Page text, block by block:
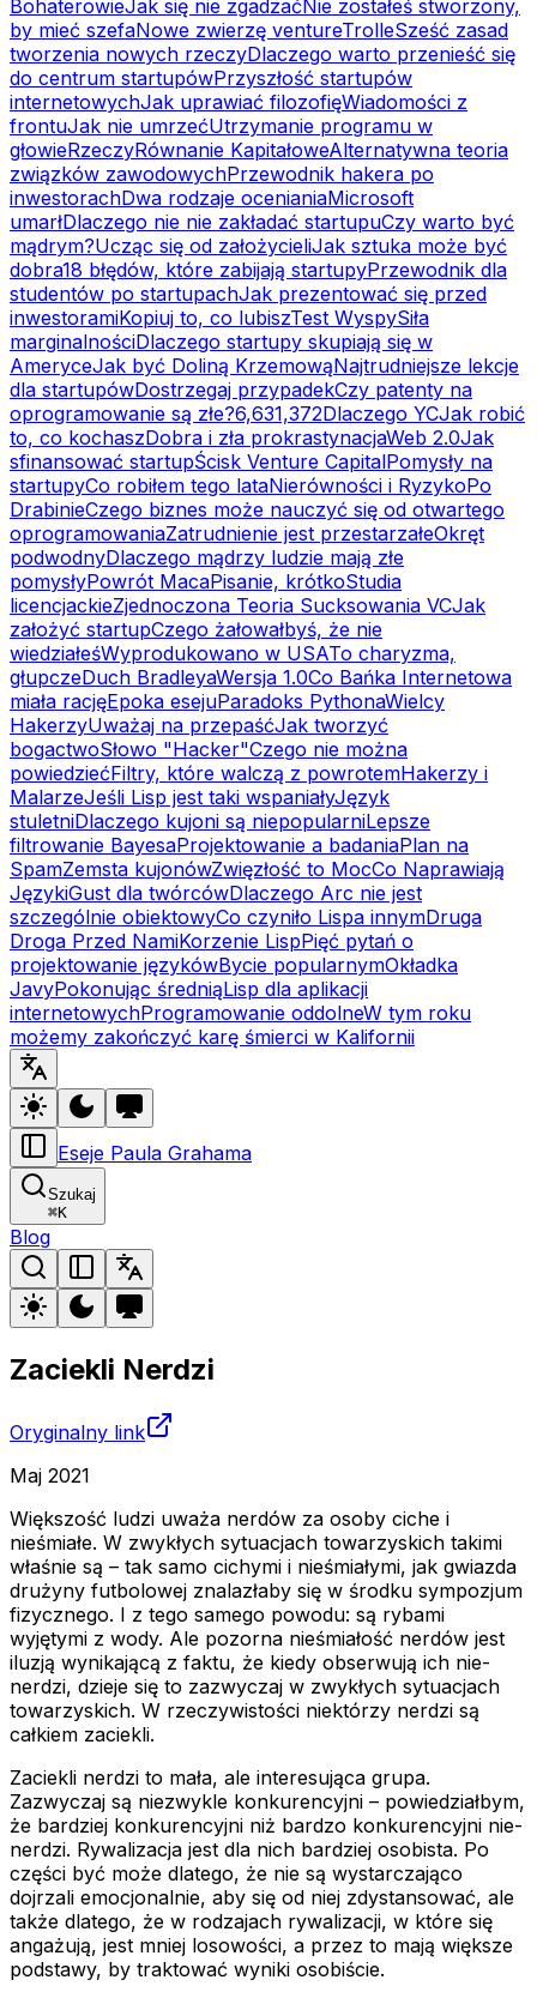
BohaterowieJak się nie zgadzaćNie zostałeś stworzony,
by mieć szefaNowe zwierzę ventureTrolleSześć zasad
tworzenia nowych rzeczyDlaczego warto przenieść się
do centrum startupówPrzyszłość startupów
internetowychJak uprawiać filozofięWiadomości z
frontuJak nie umrzećUtrzymanie programu w
głowieRzeczyRównanie KapitałoweAlternatywna teoria
związków zawodowychPrzewodnik hakera po
inwestorachDwa rodzaje ocenianiaMicrosoft
umarłDlaczego nie nie zakładać startupuCzy warto być
mądrym?Ucząc się od założycieliJak sztuka może być
dobra18 błędów, które zabijają startupyPrzewodnik dla
studentów po startupachJak prezentować się przed
inwestoramiKopiuj to, co lubiszTest WyspySiła
marginalnościDlaczego startupy skupiają się w
AmeryceJak być Doliną KrzemowąNajtrudniejsze lekcje
dla startupówDostrzegaj przypadekCzy patenty na
oprogramowanie są złe?6,631,372Dlaczego YCJak robić
to, co kochaszDobra i zła prokrastynacjaWeb 2.0Jak
sfinansować startupŚcisk Venture CapitalPomysły na
startupyCo robiłem tego lataNierówności i RyzykoPo
DrabinieCzego biznes może nauczyć się od otwartego
oprogramowaniaZatrudnienie jest przestarzałeOkręt
podwodnyDlaczego mądrzy ludzie mają złe
pomysłyPowrót MacaPisanie, krótkoStudia
licencjackieZjednoczona Teoria Sucksowania VCJak
założyć startupCzego żałowałbyś, że nie
wiedziałeśWyprodukowano w USATo charyzma,
głupczeDuch BradleyaWersja 1.0Co Bańka Internetowa
miała racjęEpoka esejuParadoks PythonaWielcy
HakerzyUważaj na przepaśćJak tworzyć
bogactwoSłowo "Hacker"Czego nie można
powiedziećFiltry, które walczą z powrotemHakerzy i
MalarzeJeśli Lisp jest taki wspaniałyJęzyk
stuletniDlaczego kujoni są niepopularniLepsze
filtrowanie BayesaProjektowanie a badaniaPlan na
SpamZemsta kujonówZwięzłość to MocCo Naprawiają
JęzykiGust dla twórcówDlaczego Arc nie jest
szczególnie obiektowyCo czyniło Lispa innymDruga
Droga Przed NamiKorzenie LispPięć pytań o
projektowanie językówBycie popularnymOkładka
JavyPokonując średniąLisp dla aplikacji
internetowychProgramowanie oddolneW tym roku
możemy zakończyć karę śmierci w Kalifornii
Eseje Paula Grahama
Szukaj
⌘K
Blog
Zaciekli Nerdzi
Oryginalny link
Maj 2021
Większość ludzi uważa nerdów za osoby ciche i
nieśmiałe. W zwykłych sytuacjach towarzyskich takimi
właśnie są – tak samo cichymi i nieśmiałymi, jak gwiazda
drużyny futbolowej znalazłaby się w środku sympozjum
fizycznego. I z tego samego powodu: są rybami
wyjętymi z wody. Ale pozorna nieśmiałość nerdów jest
iluzją wynikającą z faktu, że kiedy obserwują ich nie-
nerdzi, dzieje się to zazwyczaj w zwykłych sytuacjach
towarzyskich. W rzeczywistości niektórzy nerdzi są
całkiem zaciekli.
Zaciekli nerdzi to mała, ale interesująca grupa.
Zazwyczaj są niezwykle konkurencyjni – powiedziałbym,
że bardziej konkurencyjni niż bardzo konkurencyjni nie-
nerdzi. Rywalizacja jest dla nich bardziej osobista. Po
części być może dlatego, że nie są wystarczająco
dojrzali emocjonalnie, aby się od niej zdystansować, ale
także dlatego, że w rodzajach rywalizacji, w które się
angażują, jest mniej losowości, a przez to mają większe
podstawy, by traktować wyniki osobiście.